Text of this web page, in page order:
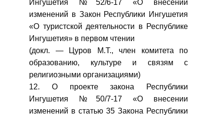
Ингушетия №52/6-17 «О внесении
изменений в Закон Республики Ингушетия
«О туристской деятельности в Республике
Ингушетия» в первом чтении
(докл. — Цуров М.Т., член комитета по
образованию, культуре и связям с
религиозными организациями)
12. О проекте закона Республики
Ингушетия №50/7-17 «О внесении
изменений в статью 35 Закона Республики